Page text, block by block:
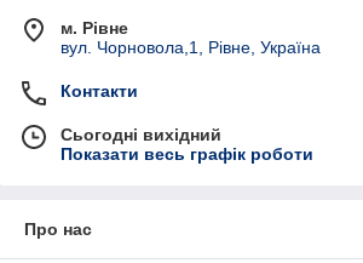
м. Рівне
вул. Чорновола,1, Рівне, Україна
Контакти
Сьогодні вихідний
Показати весь графік роботи
Про нас